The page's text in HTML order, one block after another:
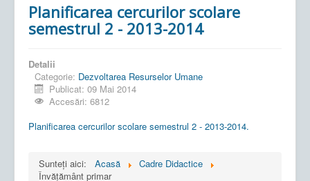
Planificarea cercurilor scolare
semestrul 2 - 2013-2014
Detalii
Categorie: Dezvoltarea Resurselor Umane
Publicat: 09 Mai 2014
Accesări: 6812
Planificarea cercurilor scolare semestrul 2 - 2013-2014.
Sunteți aici: Acasă
Cadre Didactice
Învățământ primar